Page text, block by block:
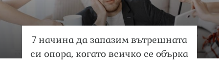
7 начина да запазим вътрешната
си опора, когато всичко се обърка